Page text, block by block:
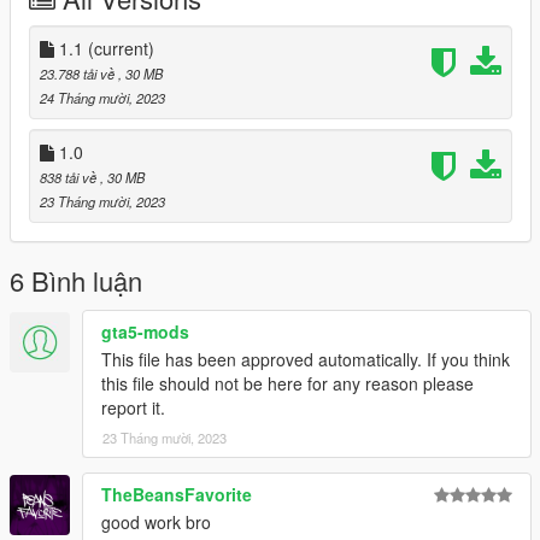
- steeringwheel turnable
Changelog:
1.O:
Initial Release
1.1:
Fixed Tailight tuning
Fixed Engine Clipping
Engine clicks with the mach 1 kit
Requirements:
1.Latest GTA Version
2.Corona Begone
3.Vstancer
PAINT:1 Body
PAINT:2 Stitch
PAINT:4 Wheels
1.1 (current)
23.788 tải về , 30 MB
24 Tháng mười, 2023
1.0
838 tải về , 30 MB
23 Tháng mười, 2023
6 Bình luận
gta5-mods
This file has been approved automatically. If you think
this file should not be here for any reason please
report it.
23 Tháng mười, 2023
TheBeansFavorite
good work bro